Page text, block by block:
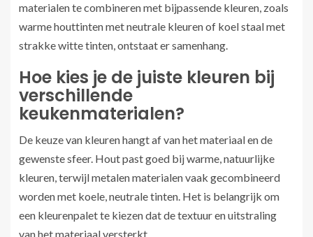
materialen te combineren met bijpassende kleuren, zoals
warme houttinten met neutrale kleuren of koel staal met
strakke witte tinten, ontstaat er samenhang.
Hoe kies je de juiste kleuren bij
verschillende
keukenmaterialen?
De keuze van kleuren hangt af van het materiaal en de
gewenste sfeer. Hout past goed bij warme, natuurlijke
kleuren, terwijl metalen materialen vaak gecombineerd
worden met koele, neutrale tinten. Het is belangrijk om
een kleurenpalet te kiezen dat de textuur en uitstraling
van het materiaal versterkt.